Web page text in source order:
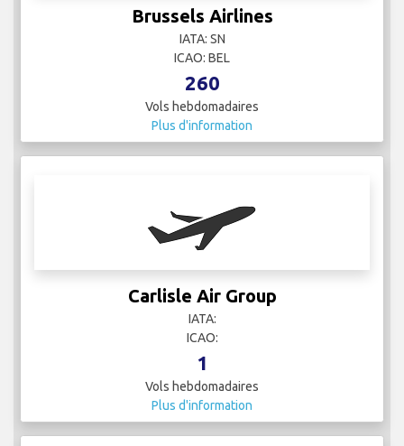
Brussels Airlines
IATA: SN
ICAO: BEL
260
Vols hebdomadaires
Plus d'information
Carlisle Air Group
IATA:
ICAO:
1
Vols hebdomadaires
Plus d'information